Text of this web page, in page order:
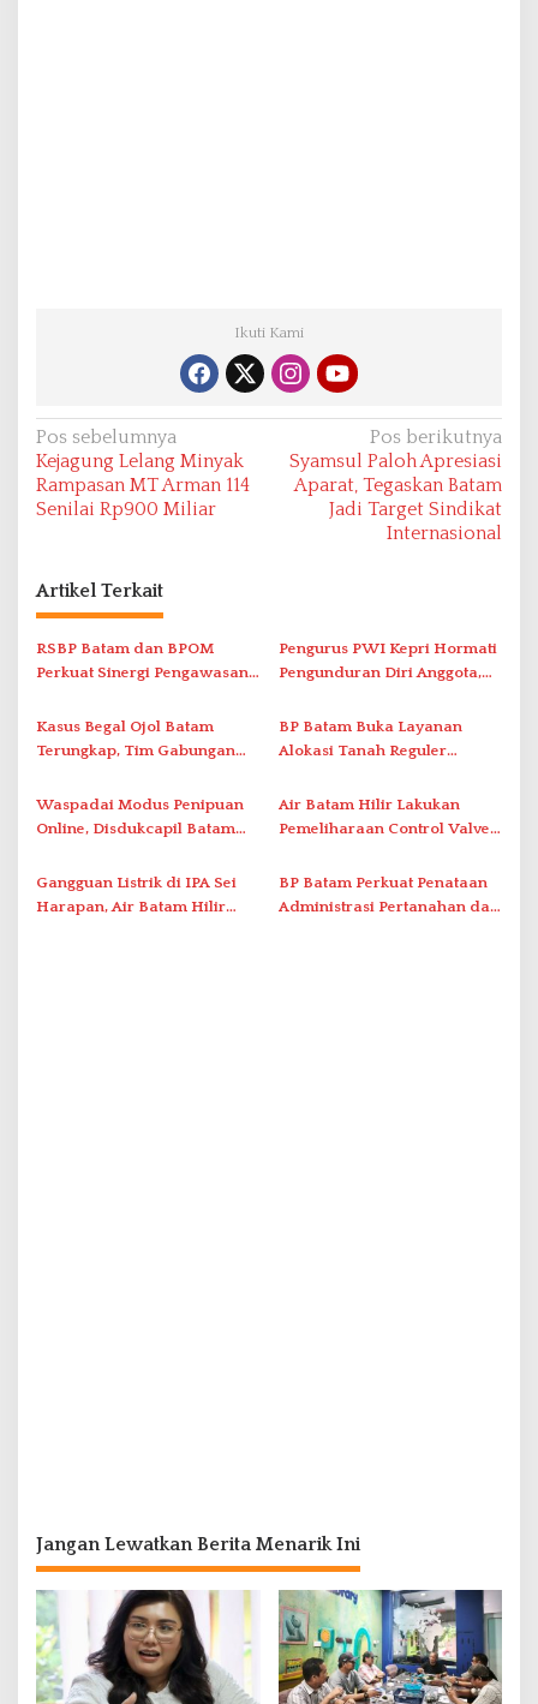
Ikuti Kami
N
a
v
g
a
s
i
o
Pos sebelumnya
Kejagung Lelang Minyak
Rampasan MT Arman 114
Senilai Rp900 Miliar
Pos berikutnya
Syamsul Paloh Apresiasi
Aparat, Tegaskan Batam
Jadi Target Sindikat
Internasional
Artikel Terkait
RSBP Batam dan BPOM
Perkuat Sinergi Pengawasan
Pelayanan Kefarmasian
Pengurus PWI Kepri Hormati
Pengunduran Diri Anggota,
Administrasi ke Pusat
Kasus Begal Ojol Batam
Terungkap, Tim Gabungan
Simpang Dam
BP Batam Buka Layanan
Alokasi Tanah Reguler
Waspadai Modus Penipuan
Online, Disdukcapil Batam
Tatap Muka
Air Batam Hilir Lakukan
Pemeliharaan Control Valve,
Gangguan Listrik di IPA Sei
Harapan, Air Batam Hilir
BP Batam Perkuat Penataan
Administrasi Pertanahan dan
Jangan Lewatkan Berita Menarik Ini